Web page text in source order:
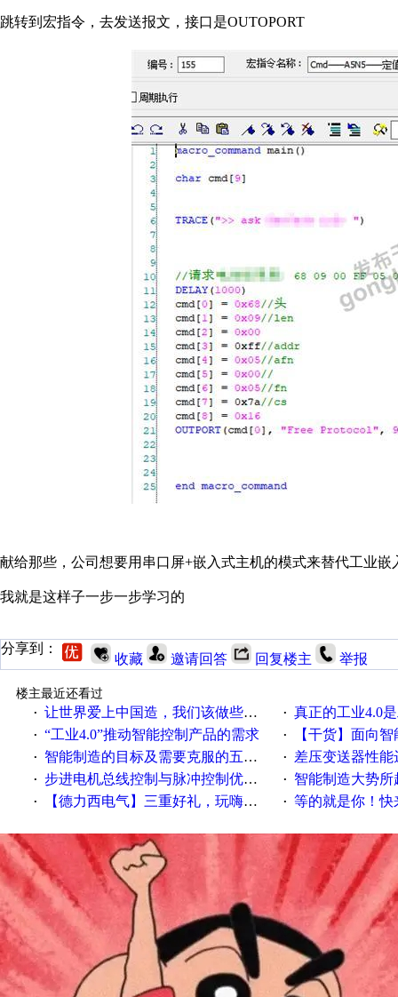
跳转到宏指令，去发送报文，接口是OUTOPORT
献给那些，公司想要用串口屏+嵌入式主机的模式来替代工业嵌
我就是这样子一步一步学习的
分享到：
收藏 邀请回答 回复楼主 举报
楼主最近还看过
· 让世界爱上中国造，我们该做些什么 · 真正的工业4.0
· “工业4.0”推动智能控制产品的需求 · 【干货】面向
· 智能制造的目标及需要克服的五个障碍 · 差压变送器性能达
· 步进电机总线控制与脉冲控制优缺点 · 智能制造大势所趋
· 【德力西电气】三重好礼，玩嗨夏日！ · 等的就是你！快来